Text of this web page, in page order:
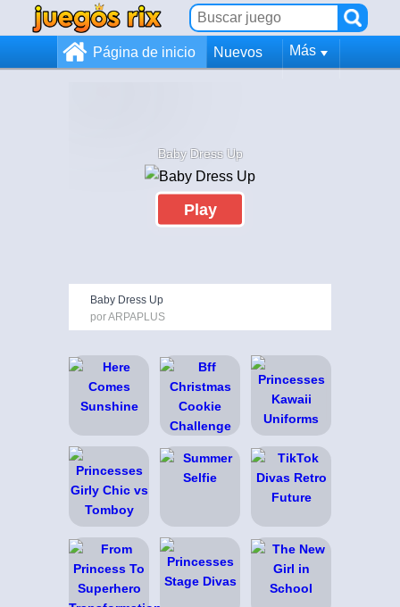
Página de inicio Nuevos Más
Baby Dress Up
Play
Baby Dress Up
por ARPAPLUS